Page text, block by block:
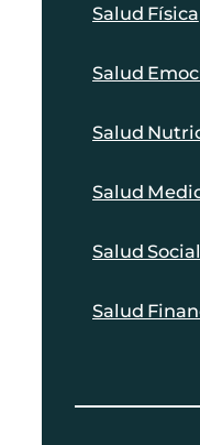
Salud Física
Salud
Salud
Salud
Salud Social
Salud